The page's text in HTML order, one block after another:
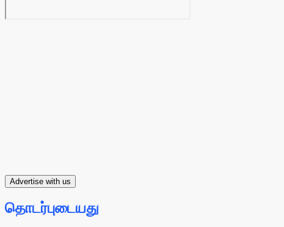
Advertise with us
தொடர்புடையது